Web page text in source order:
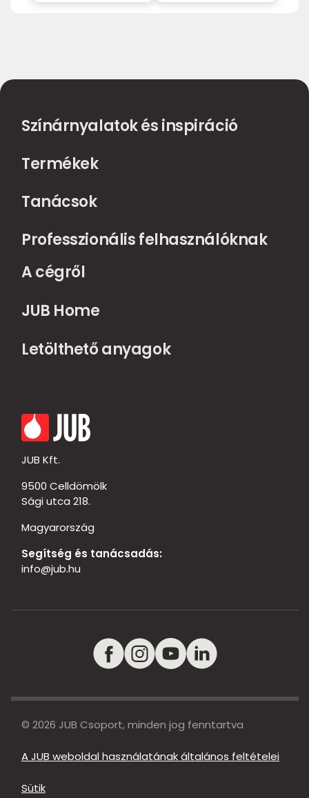
Színárnyalatok és inspiráció
Termékek
Tanácsok
Professzionális felhasználóknak
A cégről
JUB Home
Letölthető anyagok
JUB Kft.
9500 Celldömölk
Sági utca 218.
Magyarország
Segítség és tanácsadás:
info@jub.hu
© 2026 JUB Csoport, minden jog fenntartva
A JUB weboldal használatának általános feltételei
Sütik